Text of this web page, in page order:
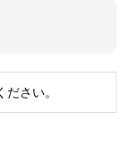
ださい。